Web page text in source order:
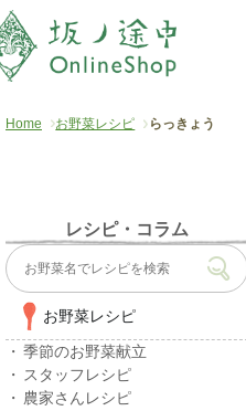
Home お野菜レシピ らっきょう
レシピ・コラム
お野菜レシピ
季節のお野菜献立
スタッフレシピ
農家さんレシピ